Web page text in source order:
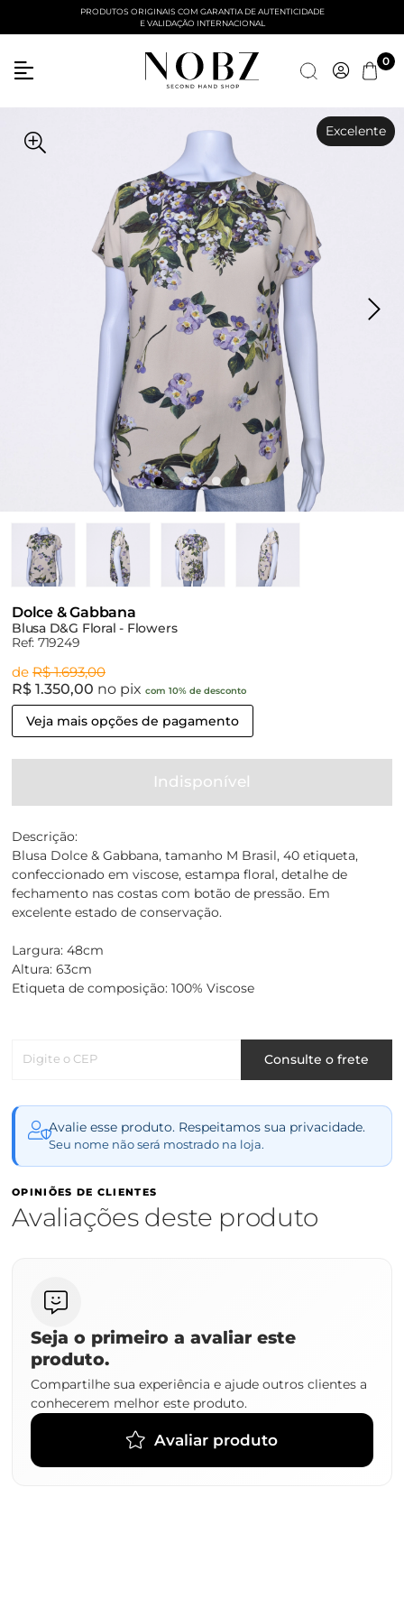
Entre com email ou cpf/cnpj
PRODUTOS ORIGINAIS COM GARANTIA DE AUTENTICIDADE
E VALIDAÇÃO INTERNACIONAL
0
Excelente
Dolce & Gabbana
Blusa D&G Floral - Flowers
Ref: 719249
de R$ 1.693,00
R$ 1.350,00 no pix com 10% de desconto
Veja mais opções de pagamento
Indisponível
Descrição:
Blusa Dolce & Gabbana, tamanho M Brasil, 40 etiqueta,
confeccionado em viscose, estampa floral, detalhe de
fechamento nas costas com botão de pressão. Em
excelente estado de conservação.
Largura: 48cm
Altura: 63cm
Etiqueta de composição: 100% Viscose
Digite o CEP Consulte o frete
Avalie esse produto. Respeitamos sua privacidade.
Seu nome não será mostrado na loja.
OPINIÕES DE CLIENTES
Avaliações deste produto
Seja o primeiro a avaliar este
produto.
Compartilhe sua experiência e ajude outros clientes a
conhecerem melhor este produto.
Avaliar produto